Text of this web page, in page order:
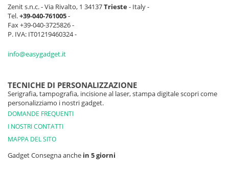
Zenit s.n.c. - Via Rivalto, 1 34137Trieste- Italy -
Tel.+39-040-761005-
Fax +39-040-3725826 -
P. IVA: IT01219460324 -
info@easygadget.it
TECNICHE DI PERSONALIZZAZIONE
Serigrafia, tampografia, incisione al laser, stampa digitale scopri come
personalizziamo i nostri gadget.
DOMANDE FREQUENTI
I NOSTRI CONTATTI
MAPPA DEL SITO
Gadget Consegna anche in 5 giorni